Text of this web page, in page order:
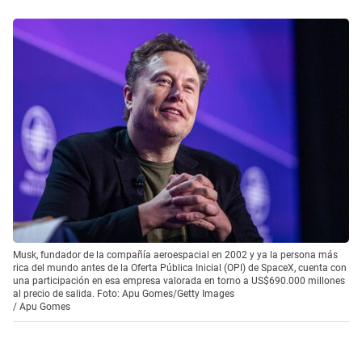
Musk, fundador de la compañía aeroespacial en 2002 y ya la persona más
rica del mundo antes de la Oferta Pública Inicial (OPI) de SpaceX, cuenta con
una participación en esa empresa valorada en torno a US$690.000 millones
al precio de salida. Foto: Apu Gomes/Getty Images
/ Apu Gomes